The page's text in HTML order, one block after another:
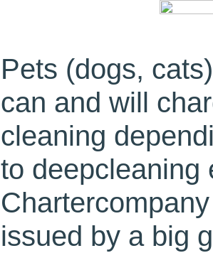
Pets (dogs,
can and will
cleaning
to deepcleaning
issued by a big